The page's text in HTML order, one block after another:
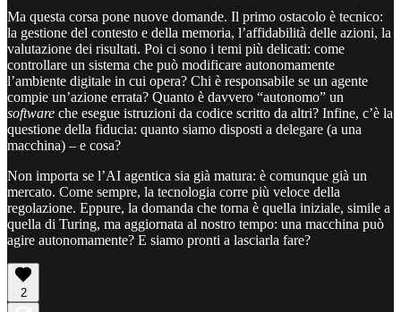
Ma questa corsa pone nuove domande. Il primo ostacolo è tecnico:
la gestione del contesto e della memoria, l’affidabilità delle azioni, la
valutazione dei risultati. Poi ci sono i temi più delicati: come
controllare un sistema che può modificare autonomamente
l’ambiente digitale in cui opera? Chi è responsabile se un agente
compie un’azione errata? Quanto è davvero “autonomo” un
software che esegue istruzioni da codice scritto da altri? Infine, c’è la
questione della fiducia: quanto siamo disposti a delegare (a una
macchina) – e cosa?
Non importa se l’AI agentica sia già matura: è comunque già un
mercato. Come sempre, la tecnologia corre più veloce della
regolazione. Eppure, la domanda che torna è quella iniziale, simile a
quella di Turing, ma aggiornata al nostro tempo: una macchina può
agire autonomamente? E siamo pronti a lasciarla fare?
2